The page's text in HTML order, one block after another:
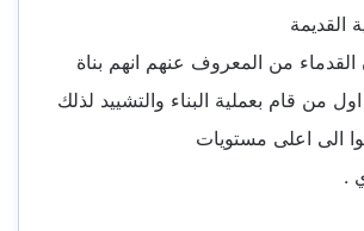
القديمة
من المعروف عنهم انهم بناة
من قام بعملية البناء والتشييد لذلك
الى اعلى مستويات
.